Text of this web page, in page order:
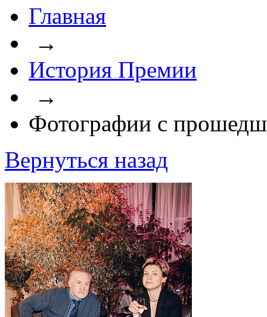
Главная
→
История Премии
→
Фотографии с
Вернуться назад